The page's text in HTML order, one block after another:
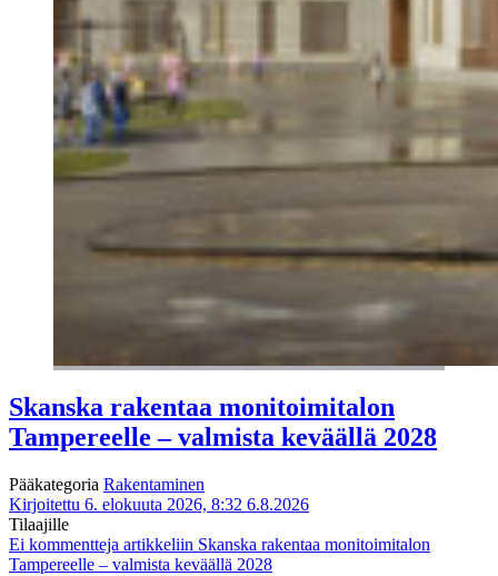
Skanska rakentaa monitoimitalon
Tampereelle – valmista keväällä 2028
Pääkategoria Rakentaminen
Kirjoitettu 6. elokuuta 2026, 8:32 6.8.2026
Tilaajille
Ei kommentteja artikkeliin Skanska rakentaa monitoimitalon
Tampereelle – valmista keväällä 2028